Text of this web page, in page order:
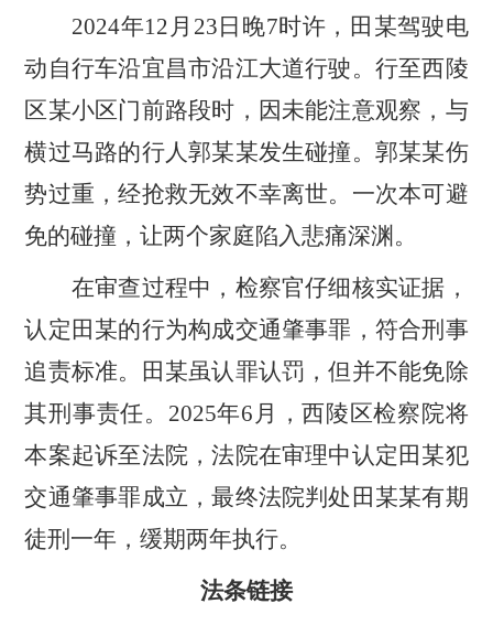
2024年12月23日晚7时许，田某驾驶电
动自行车沿宜昌市沿江大道行驶。行至西陵
区某小区门前路段时，因未能注意观察，与
横过马路的行人郭某某发生碰撞。郭某某伤
势过重，经抢救无效不幸离世。一次本可避
免的碰撞，让两个家庭陷入悲痛深渊。
在审查过程中，检察官仔细核实证据，
认定田某的行为构成交通肇事罪，符合刑事
追责标准。田某虽认罪认罚，但并不能免除
其刑事责任。 2025年6月，西陵区检察院将
本案起诉至法院，法院在审理中认定田某犯
交通肇事罪成立，最终法院判处田某某有期
徒刑一年，缓期两年执行。
法条链接